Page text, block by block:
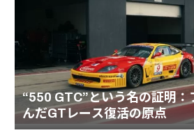
“550 GTC”という名の証明：
んだGTレース復活の原点